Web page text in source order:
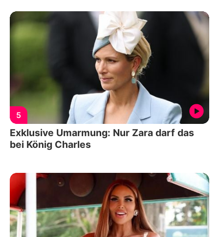
5
Exklusive Umarmung: Nur Zara darf das
bei König Charles